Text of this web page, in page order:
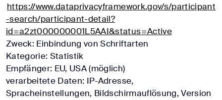
https://www.dataprivacyframework.gov/s/participant
-search/participant-detail?
id=a2zt000000001L5AAI&status=Active
Zweck: Einbindung von Schriftarten
Kategorie: Statistik
Empfänger: EU, USA (möglich)
verarbeitete Daten: IP-Adresse,
Spracheinstellungen, Bildschirmauflösung, Version